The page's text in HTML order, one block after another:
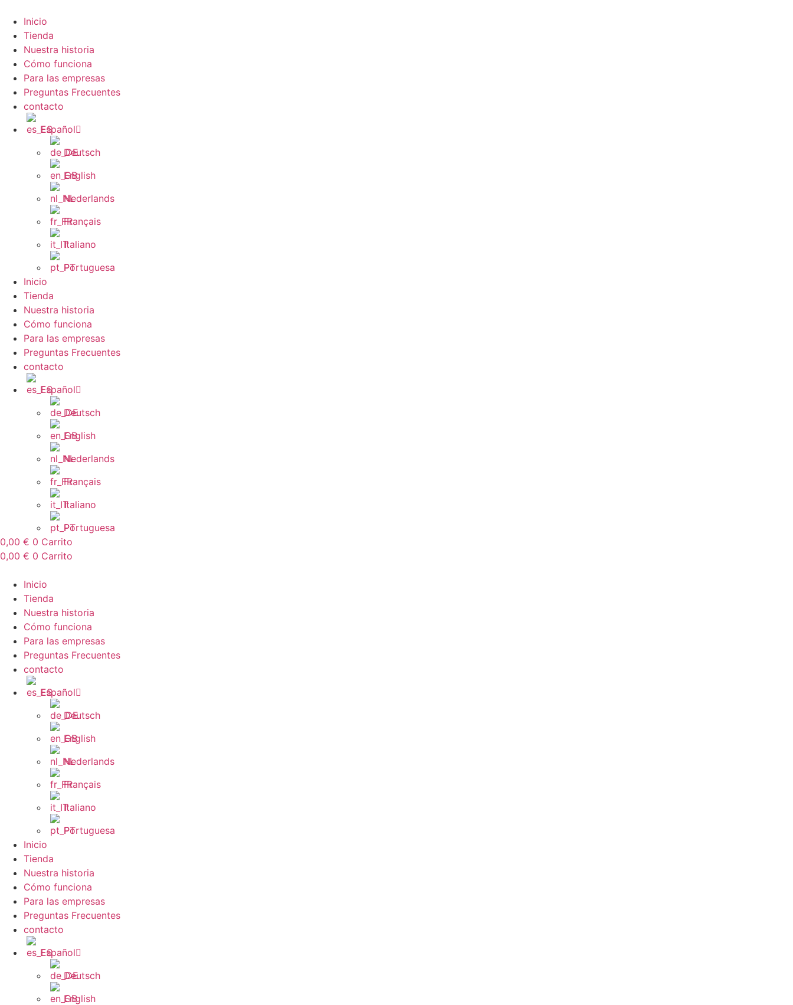
Inhalt
wechseln
Inicio
Tienda
Nuestra historia
Cómo funciona
Para las empresas
Preguntas Frecuentes
contacto
Español
Deutsch
English
Nederlands
Français
Italiano
Portuguesa
Inicio
Tienda
Nuestra historia
Cómo funciona
Para las empresas
Preguntas Frecuentes
contacto
Español
Deutsch
English
Nederlands
Français
Italiano
Portuguesa
0,00 € 0 Carrito
0,00 € 0 Carrito
Inicio
Tienda
Nuestra historia
Cómo funciona
Para las empresas
Preguntas Frecuentes
contacto
Español
Deutsch
English
Nederlands
Français
Italiano
Portuguesa
Inicio
Tienda
Nuestra historia
Cómo funciona
Para las empresas
Preguntas Frecuentes
contacto
Español
Deutsch
English